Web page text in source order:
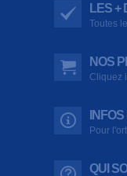
LES +
Toutes
NOS
Cliquez
Pour
QUI